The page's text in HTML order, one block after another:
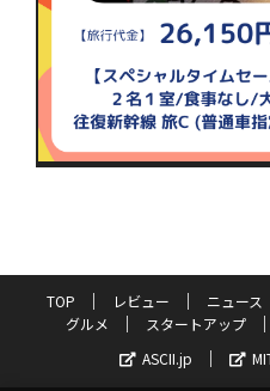
TOP レビュー ニュース
グルメ
スタートアップ
ASCII.jp